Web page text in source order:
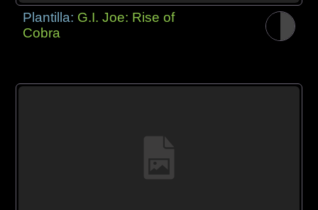
Plantilla: G.I. Joe: Rise of
Cobra